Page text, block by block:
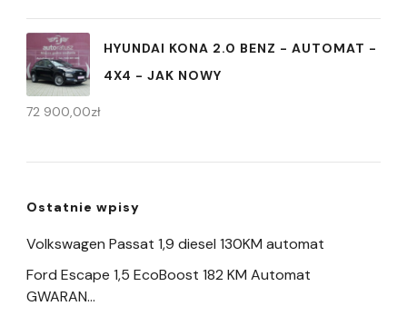
HYUNDAI KONA 2.0 BENZ - AUTOMAT -
4X4 - JAK NOWY
72 900,00zł
Ostatnie wpisy
Volkswagen Passat 1,9 diesel 130KM automat
Ford Escape 1,5 EcoBoost 182 KM Automat
GWARAN…